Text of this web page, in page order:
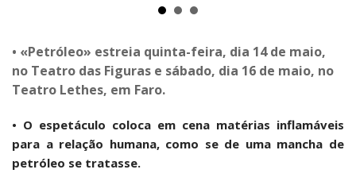
• «Petróleo» estreia quinta-feira, dia 14 de maio,
no Teatro das Figuras e sábado, dia 16 de maio, no
Teatro Lethes, em Faro.
• O espetáculo coloca em cena matérias inflamáveis
para a relação humana, como se de uma mancha de
petróleo se tratasse.